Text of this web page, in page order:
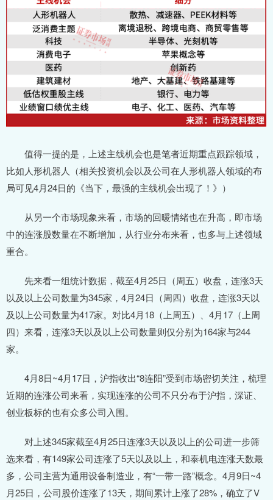
值得一提的是，上述主线机会也是笔者近期重点跟踪领域，
比如人形机器人（相关投资机会以及公司在人形机器人领域的布
局可见4月24日的《当下，最强的主线机会出现了！》）
从另一个市场现象来看，市场的回暖情绪也在升高，即市场
中的连涨股数量在不断增加，从行业分布来看，也多与上述领域
重合。
先来看一组统计数据，截至4月25日（周五）收盘，连涨3天
以及以上公司数量为345家，4月24日（周四）收盘，连涨3天以
及以上公司数量为417家。对比4月18（上周五）、4月17（上周
四）来看，连涨3天以及以上公司数量则仅分别为164家与244
家。
4月8日~4月17日，沪指收出“8连阳”受到市场密切关注，梳理
近期的连涨公司来看，实现连涨的公司不只分布于沪指，深证、
创业板标的也有众多公司入围。
对上述345家截至4月25日连涨3天以及以上的公司进一步筛
选来看，有149家公司连涨了5天以及以上，和泰机电连涨天数最
多，公司主营为通用设备制造业，有“一带一路”概念。4月9日~4
月25日，公司股价连涨了13天，期间累计上涨了28%，确立了V